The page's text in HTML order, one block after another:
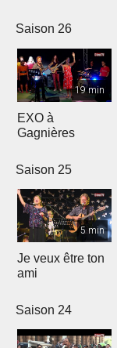
Saison 26
19 min
EXO à
Gagnières
Saison 25
5 min
Je veux être ton
ami
Saison 24